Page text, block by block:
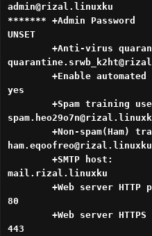
*******
+Anti-virus
+Enable
+Spam
+Non-
+Web server
+Web server